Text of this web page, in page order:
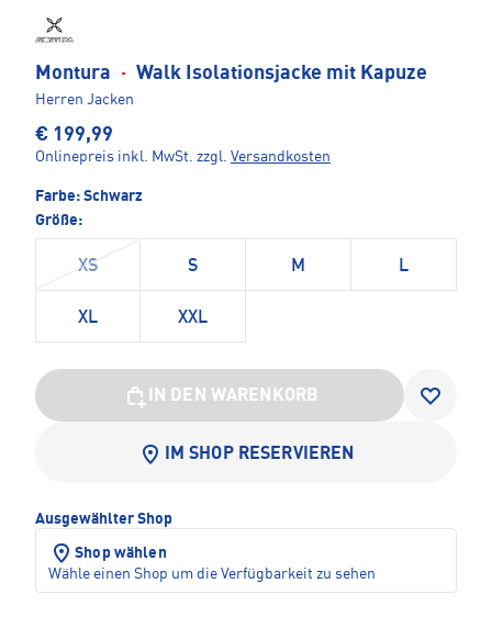
Montura · Walk Isolationsjacke mit Kapuze
Herren Jacken
€ 199,99
Onlinepreis inkl. MwSt. zzgl. Versandkosten
Farbe: Schwarz
Größe:
XS S M L
XL XXL
IN DEN WARENKORB
IM SHOP RESERVIEREN
Ausgewählter Shop
Shop wählen
Wähle einen Shop um die Verfügbarkeit zu sehen